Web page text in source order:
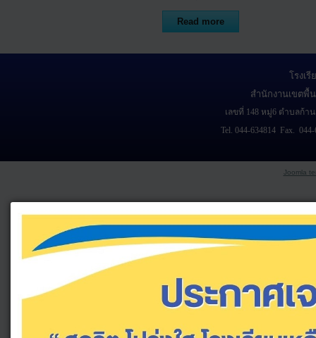
Read more
โรงเ
สำนักงานเขตพื้
เลขที่ 148 หมู่6 ตำบลก้า
Tel. 044-634814 Fax. 044-
Joomla